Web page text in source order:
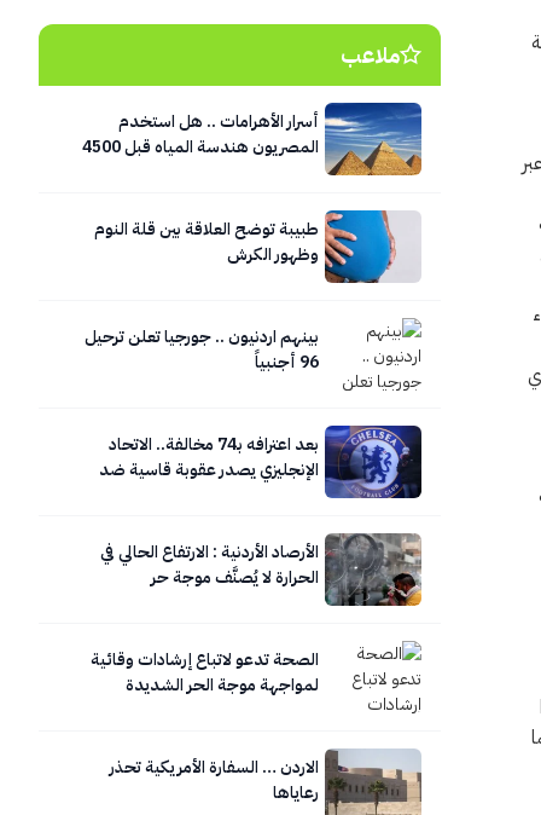
ملاعب
أسرار الأهرامات .. هل استخدم
المصريون هندسة المياه قبل 4500
طبيبة توضح العلاقة بين قلة النوم
وظهور الكرش
بينهم اردنيون .. جورجيا تعلن ترحيل
96 أجنبياً
بعد اعترافه بـ74 مخالفة.. الاتحاد
الإنجليزي يصدر عقوبة قاسية ضد
الأرصاد الأردنية : الارتفاع الحالي في
الحرارة لا يُصنَّف موجة حر
الصحة تدعو لاتباع إرشادات وقائية
لمواجهة موجة الحر الشديدة
الاردن … السفارة الأمريكية تحذر
رعاياها